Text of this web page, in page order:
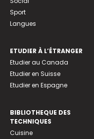
Sport
Langues
ETUDIER À L’ÉTRANGER
Etudier au Canada
Etudier en Suisse
Etudier en Espagne
BIBLIOTHEQUE DES
TECHNIQUES
Cuisine